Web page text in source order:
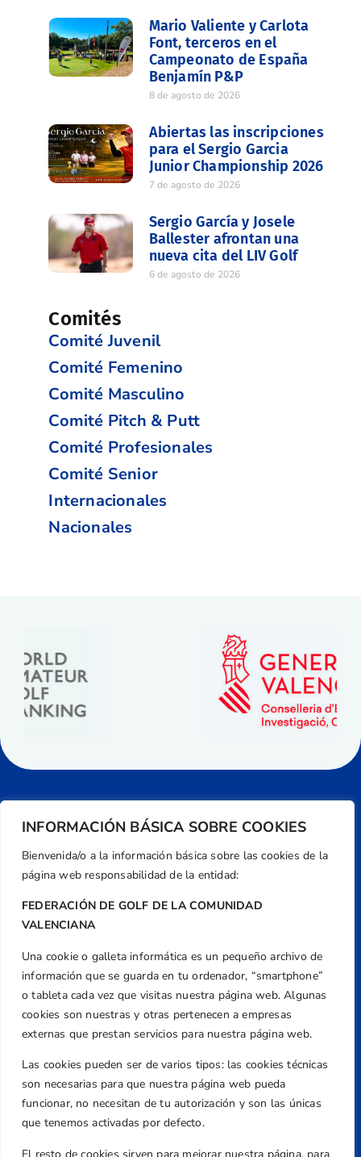
INFORMACIÓN BÁSICA SOBRE COOKIES
Bienvenida/o a la información básica sobre las cookies de la
página web responsabilidad de la entidad:
FEDERACIÓN DE GOLF DE LA COMUNIDAD
VALENCIANA
Una cookie o galleta informática es un pequeño archivo de
información que se guarda en tu ordenador, “smartphone”
o tableta cada vez que visitas nuestra página web. Algunas
cookies son nuestras y otras pertenecen a empresas
externas que prestan servicios para nuestra página web.
Las cookies pueden ser de varios tipos: las cookies técnicas
son necesarias para que nuestra página web pueda
funcionar, no necesitan de tu autorización y son las únicas
que tenemos activadas por defecto.
El resto de cookies sirven para mejorar nuestra página, para
Mario Valiente y Carlota
Font, terceros en el
Campeonato de España
Benjamín P&P
8 de agosto de 2026
Abiertas las inscripciones
para el Sergio Garcia
Junior Championship 2026
7 de agosto de 2026
Sergio García y Josele
Ballester afrontan una
nueva cita del LIV Golf
6 de agosto de 2026
Comités
Comité Juvenil
Comité Femenino
Comité Masculino
Comité Pitch & Putt
Comité Profesionales
Comité Senior
Internacionales
Nacionales
Dirección
Centre de L´Esport, Carrer d'Isaac Peral i
Caballero, Nº 5, Despachos 2 y 3, 46980,
Valencia
+34 961 367 799
Email
federacion@golfcv.com